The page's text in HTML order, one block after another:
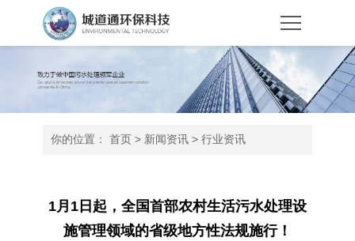
你的位置： 首页 > 新闻资讯 > 行业资讯
1月1日起，全国首部农村生活污水处理设
施管理领域的省级地方性法规施行！